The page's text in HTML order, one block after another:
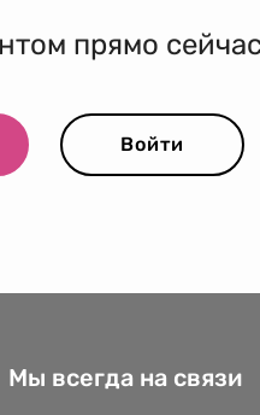
прямо
Войти
Мы всегда на связи